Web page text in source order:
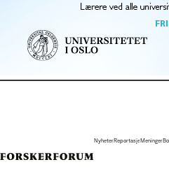
Nyheter Reportasje Meninger